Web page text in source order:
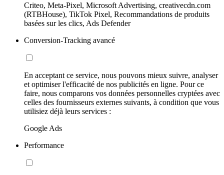
Criteo, Meta-Pixel, Microsoft Advertising, creativecdn.com
(RTBHouse), TikTok Pixel, Recommandations de produits
basées sur les clics, Ads Defender
Conversion-Tracking avancé
En acceptant ce service, nous pouvons mieux suivre, analyser
et optimiser l'efficacité de nos publicités en ligne. Pour ce
faire, nous comparons vos données personnelles cryptées avec
celles des fournisseurs externes suivants, à condition que vous
utilisiez déjà leurs services :
Google Ads
Performance